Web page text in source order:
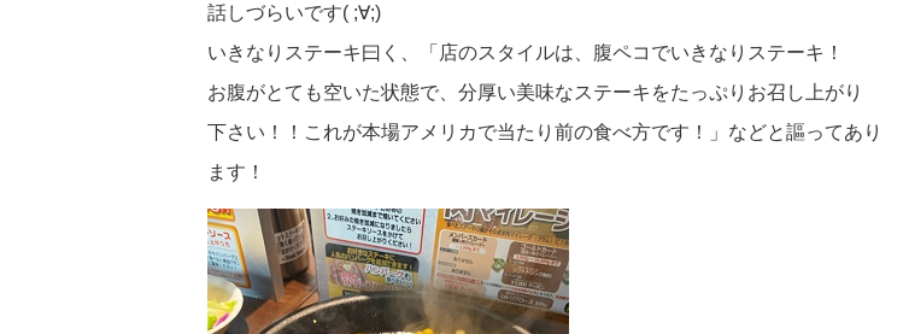
話しづらいです( ;∀;)
いきなりステーキ曰く、「店のスタイルは、腹ペコでいきなりステーキ！
お腹がとても空いた状態で、分厚い美味なステーキをたっぷりお召し上がり
下さい！！これが本場アメリカで当たり前の食べ方です！」などと謳ってあり
ます！